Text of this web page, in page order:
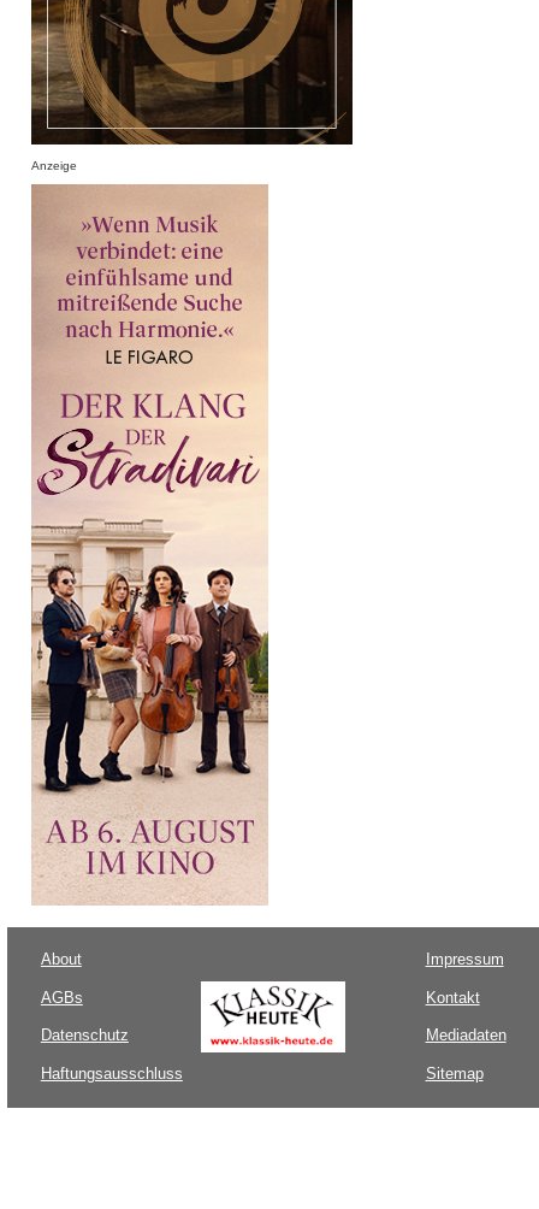
Anzeige
About
AGBs
Datenschutz
Haftungsausschluss
Impressum
Kontakt
Mediadaten
Sitemap